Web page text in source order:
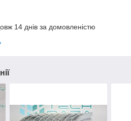
14 днів за домовленістю